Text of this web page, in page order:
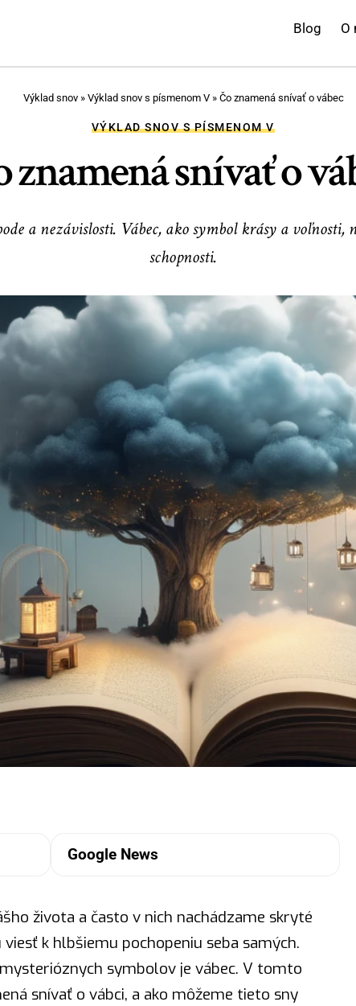
Blog O
Výklad snov» Výklad snov s písmenom V» Čo znamená snívať o vábec
VÝKLAD SNOV S PÍSMENOM V
znamená snívať o
a nezávislosti. Vábec, ako symbol krásy a
schopnosti.
Google News
života a často v nich nachádzame skryté
k hlbšiemu pochopeniu seba samých.
symbolovje vábec. V tomto
snívať o vábci, a ako môžeme tieto sny